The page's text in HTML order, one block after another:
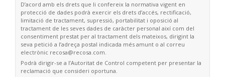
D’acord amb els drets que li confereix la normativa vigent en
protecció de dades podrà exercir els drets d’accés, rectificació,
limitació de tractament, supressió, portabilitat i oposició al
tractament de les seves dades de caràcter personal així com del
consentiment prestat per al tractament dels mateixos, dirigint la
seva petició a l’adreça postal indicada més amunt o al correu
electrònic recosa@recosa.com.
Podrà dirigir-se a l’Autoritat de Control competent per presentar la
reclamació que consideri oportuna.